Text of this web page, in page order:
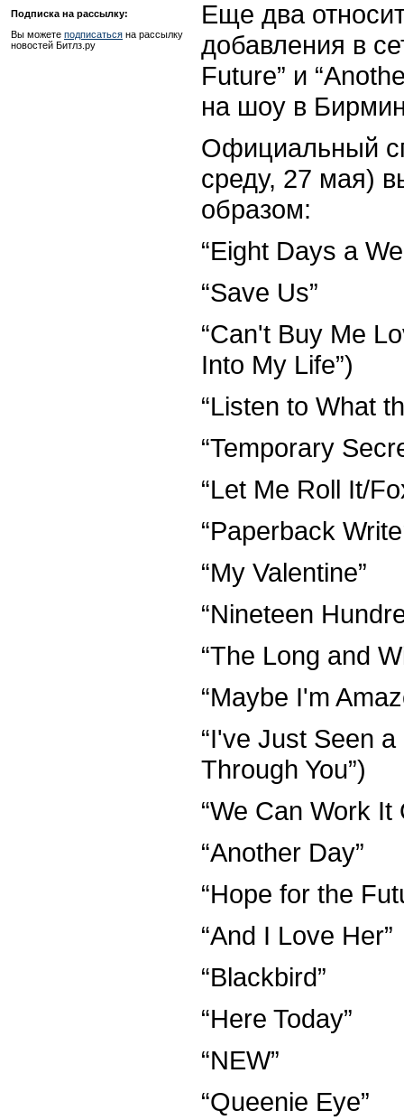
Подписка на рассылку:
Вы можете подписаться на рассылку
новостей Битлз.ру
Еще два
добавления в
Future” и
на шоу в
Официальный
среду, 27 мая)
образом:
“Eight Days a
“Save Us”
“Can't Buy Me
Into My Life”)
“Listen to What
“Temporary
“Let Me Roll It/
“Paperback
“My Valentine”
“Nineteen
“The Long and
“Maybe I'm
“I've Just Seen
Through You”)
“We Can Work It
“Another Day”
“Hope for the
“And I Love Her”
“Blackbird”
“Here Today”
“NEW”
“Queenie Eye”